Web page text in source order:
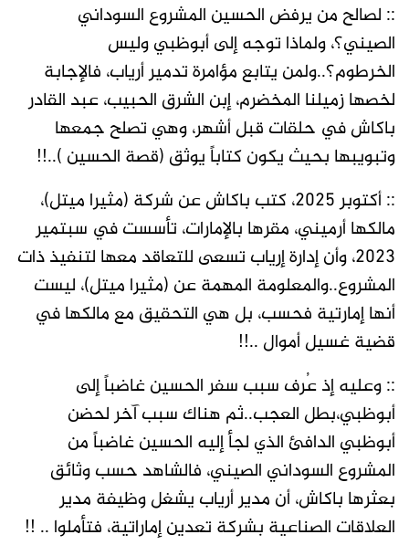
:: لصالح من يرفض الحسين المشروع السوداني
الصيني؟، ولماذا توجه إلى أبوظبي وليس
الخرطوم؟..ولمن يتابع مؤامرة تدمير أرياب، فالإجابة
لخصها زميلنا المخضرم، إبن الشرق الحبيب، عبد القادر
باكاش في حلقات قبل أشهر، وهي تصلح جمعها
وتبويبها بحيث يكون كتاباً يوثق (قصة الحسين )..!!
:: أكتوبر 2025، كتب باكاش عن شركة (مثيرا ميتل)،
مالكها أرميني، مقرها بالإمارات، تأسست في سبتمير
2023، وأن إدارة إرياب تسعى للتعاقد معها لتنفيذ ذات
المشروع..والمعلومة المهمة عن (مثيرا ميتل)، ليست
أنها إمارتية فحسب، بل هي التحقيق مع مالكها في
قضية غسيل أموال ..!!
:: وعليه إذ عُرف سبب سفر الحسين غاضباً إلى
أبوظبي،بطل العجب..ثم هناك سبب آخر لحضن
أبوظبي الدافئ الذي لجأ إليه الحسين غاضباً من
المشروع السوداني الصيني، فالشاهد حسب وثائق
بعثرها باكاش، أن مدير أرياب يشغل وظيفة مدير
العلاقات الصناعية بشركة تعدين إماراتية، فتأملوا .. !!